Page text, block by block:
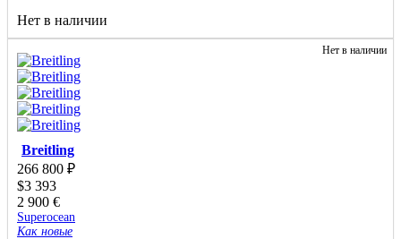
Нет в наличии
Нет в наличии
Breitling
266 800 ₽
$3 393
2 900 €
Superocean
Как новые